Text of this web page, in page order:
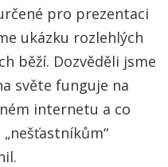
pro prezentaci
ukázku rozlehlých
běží. Dozvěděli jsme
světe funguje na
internetu a co